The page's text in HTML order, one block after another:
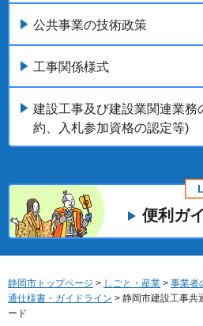
公共事業の技術政策
工事関係様式
建設工事及び建設業関連業務
約、入札参加資格の認定等)
便利ガ
静岡市トップページ > しごと・産業 > 事業者
通仕様書・ガイドライン > 静岡市建設工事共
ード